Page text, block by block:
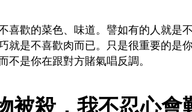
喜歡的菜色、味道。譬如有的人就是
是不喜歡肉而已。只是很重要的是
不是你在跟對方賭氣唱反調。
被殺，我不忍心會